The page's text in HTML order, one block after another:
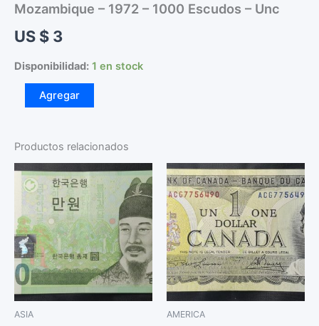
Mozambique – 1972 – 1000 Escudos – Unc
US $ 3
Disponibilidad: 1 en stock
Mozambique
1000
Escudos
-
Unc
cantidad
Agregar
Productos relacionados
ASIA AMERICA